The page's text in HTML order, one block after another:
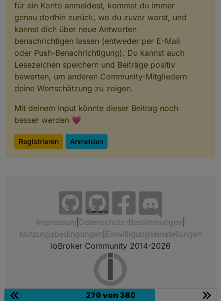
für ein Konto anmeldest, kommst du immer
genau dorthin zurück, wo du zuvor warst, und
kannst dich über neue Antworten
benachrichtigen lassen (entweder per E-Mail
oder Push-Benachrichtigung). Du kannst auch
Lesezeichen speichern und Beiträge positiv
bewerten, um anderen Community-Mitgliedern
deine Wertschätzung zu zeigen.
Mit deinem Input könnte dieser Beitrag noch
besser werden 💗
Registrieren Anmelden
Community
Impressum Datenschutz-Bestimmungen
Nutzungsbedingungen Einwilligungseinstellungen
ioBroker Community 2014-2026
270 von 380